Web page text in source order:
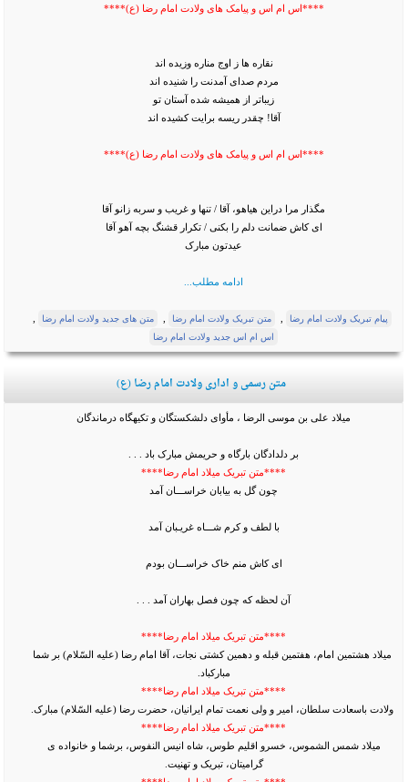
****اس ام اس و پیامک های ولادت امام رضا (ع)****
نقاره ها ز اوج مناره وزیده اند
مردم صدای آمدنت را شنیده اند
زیباتر از همیشه شده آستان تو
آقا! چقدر ریسه برایت کشیده اند
****اس ام اس و پیامک های ولادت امام رضا (ع)****
مگذار مرا دراین هیاهو، آقا / تنها و غریب و سربه زانو آقا
ای کاش ضمانت دلم را بکنی / تکرار قشنگ بچه آهو آقا
عیدتون مبارک
ادامه مطلب...
پیام تبریک ولادت امام رضا متن تبریک ولادت امام رضا متن های جدید ولادت امام رضا
اس ام اس جدید ولادت امام رضا
متن رسمی و اداری ولادت امام رضا (ع)
میلاد على بن موسى الرضا ، مأواى دل‏شکستگان و تکیه‏گاه درماندگان
بر دلدادگان بارگاه و حریمش مبارک باد . . .
****متن تبریک میلاد امام رضا****
چون گل به بیابان خراســـان آمد
با لطف و کرم شـــاه غریـبان آمد
ای کاش منم خاک خراســـان بودم
آن لحظه که چون فصل بهاران آمد . . .
****متن تبریک میلاد امام رضا****
میلاد هشتمین امام، هفتمین قبله و دهمین کشتی نجات، آقا امام رضا (علیه السّلام) بر شما
مبارکباد.
****متن تبریک میلاد امام رضا****
ولادت باسعادت سلطان، امیر و ولی نعمت تمام ایرانیان، حضرت رضا (علیه السّلام) مبارک.
****متن تبریک میلاد امام رضا****
میلاد شمس الشموس، خسرو اقلیم طوس، شاه انیس النفوس، برشما و خانواده ی
گرامیتان، تبریک و تهنیت.